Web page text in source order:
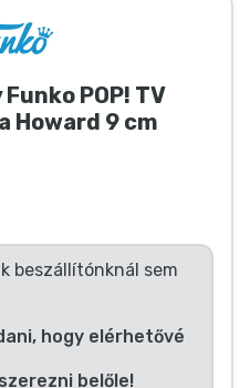
POP! TV
Howard 9 cm
beszállítónknál sem
hogy elérhetővé
belőle!